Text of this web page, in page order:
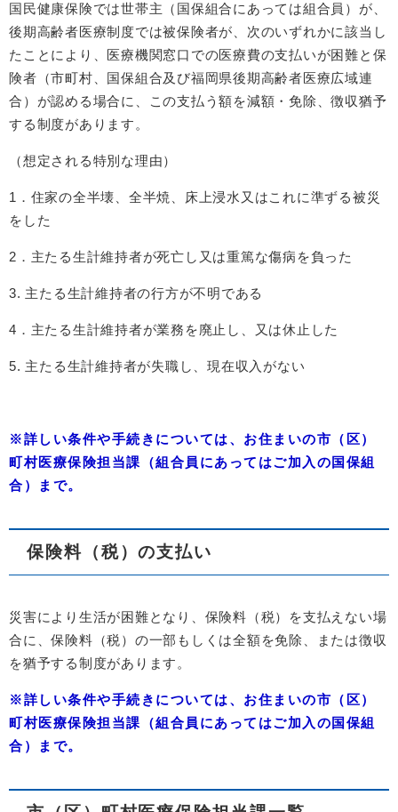
国民健康保険では世帯主（国保組合にあっては組合員）が、
後期高齢者医療制度では被保険者が、次のいずれかに該当し
たことにより、医療機関窓口での医療費の支払いが困難と保
険者（市町村、国保組合及び福岡県後期高齢者医療広域連
合）が認める場合に、この支払う額を減額・免除、徴収猶予
する制度があります。
（想定される特別な理由）
1．住家の全半壊、全半焼、床上浸水又はこれに準ずる被災
をした
2．主たる生計維持者が死亡し又は重篤な傷病を負った
3. 主たる生計維持者の行方が不明である
4．主たる生計維持者が業務を廃止し、又は休止した
5. 主たる生計維持者が失職し、現在収入がない
※詳しい条件や手続きについては、お住まいの市（区）
町村医療保険担当課（組合員にあってはご加入の国保組
合）まで。
保険料（税）の支払い
災害により生活が困難となり、保険料（税）を支払えない場
合に、保険料（税）の一部もしくは全額を免除、または徴収
を猶予する制度があります。
※詳しい条件や手続きについては、お住まいの市（区）
町村医療保険担当課（組合員にあってはご加入の国保組
合）まで。